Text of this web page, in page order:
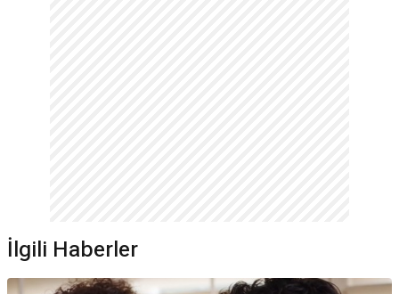
İlgili Haberler